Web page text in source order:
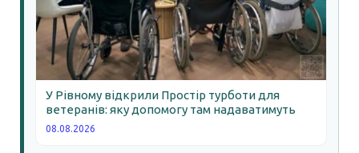
У Рівному відкрили Простір турботи для
ветеранів: яку допомогу там надаватимуть
08.08.2026